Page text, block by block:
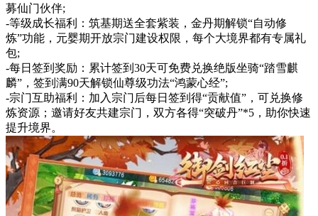
募仙门伙伴;
-等级成长福利：筑基期送全套紫装，金丹期解锁“自动修
炼”功能，元婴期开放宗门建设权限，每个大境界都有专属礼
包;
-每日签到奖励：累计签到30天可免费兑换绝版坐骑“踏雪麒
麟”，签到满90天解锁仙尊级功法“鸿蒙心经”;
-宗门互助福利：加入宗门后每日签到得“贡献值”，可兑换修
炼资源；邀请好友共建宗门，双方各得“突破丹”*5，助你快速
提升境界。